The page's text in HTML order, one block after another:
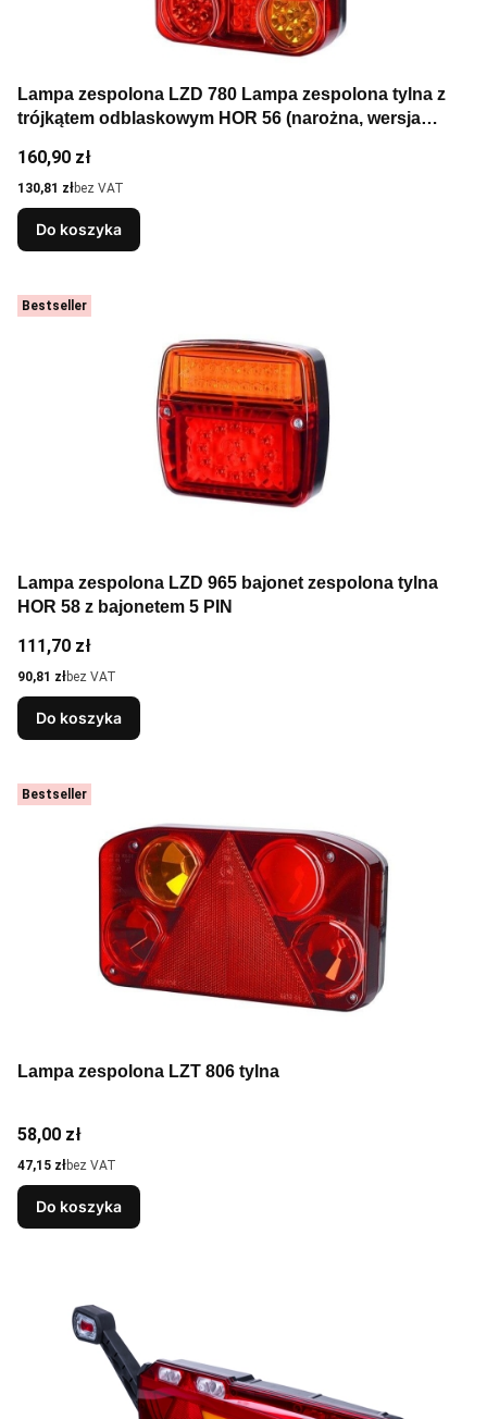
Lampa zespolona LZD 780 Lampa zespolona tylna z
trójkątem odblaskowym HOR 56 (narożna, wersja
Cena
160,90 zł
Cena
130,81 złbez VAT
Do koszyka
Bestseller
Lampa zespolona LZD 965 bajonet zespolona tylna
HOR 58 z bajonetem 5 PIN
Cena
111,70 zł
Cena
90,81 złbez VAT
Do koszyka
Bestseller
Lampa zespolona LZT 806 tylna
Cena
58,00 zł
Cena
47,15 złbez VAT
Do koszyka